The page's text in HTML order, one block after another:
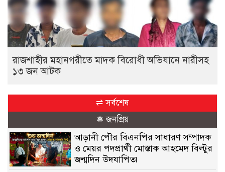
রাজশাহীর মহানগরীতে মাদক বিরোধী অভিযানে নারীসহ
১৩ জন আটক
⇌ সর্বশেষ
❅ জনপ্রিয়
আড়ানী পৌর বিএনপির সাধারণ সম্পাদক
ও মেয়র পদপ্রার্থী মোস্তাক আহমেদ বিল্টুর
জন্মদিন উদযাপিত৷